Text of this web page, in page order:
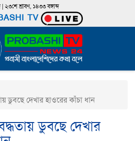
শ্রাবণ, ১৪৩৩ বঙ্গাব্দ
TV
ডুবছে দেখার হাওরের কাঁচা ধান
ডুবছে দেখার